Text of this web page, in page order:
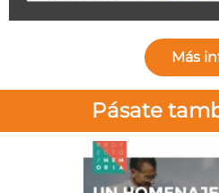
Más
Pásate